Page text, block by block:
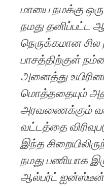
மாயை நமக்கு
நமது தனிப்பட்ட
நெருக்கமான
பாசத்திற்குள்
அனைத்து
மொத்ததையும்
அரவணைக்கும்
வட்டத்தை
இந்த
நமது பணியாக
ஆல்பர்ட் ஐன்ஸ்டீன்